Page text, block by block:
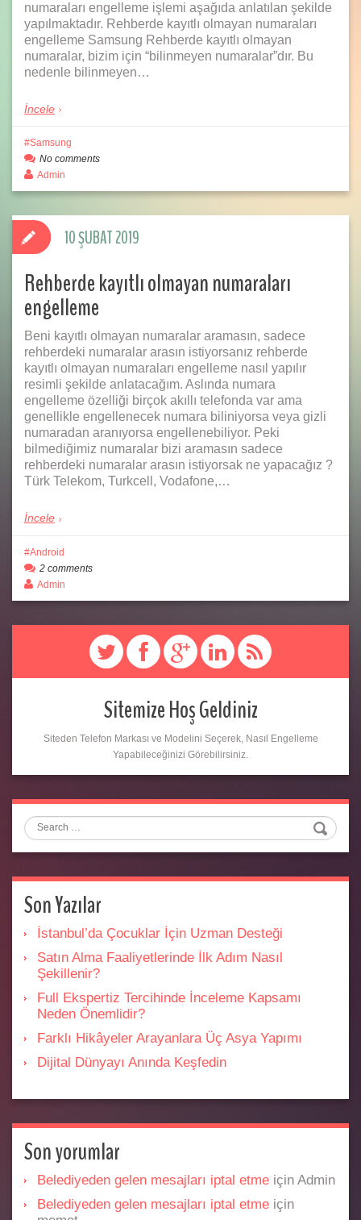
numaraları engelleme işlemi aşağıda anlatılan şekilde
yapılmaktadır. Rehberde kayıtlı olmayan numaraları
engelleme Samsung Rehberde kayıtlı olmayan
numaralar, bizim için “bilinmeyen numaralar”dır. Bu
nedenle bilinmeyen…
İncele
Samsung
No comments
Admin
Rehberde kayıtlı olmayan numaraları
engelleme
Beni kayıtlı olmayan numaralar aramasın, sadece
rehberdeki numaralar arasın istiyorsanız rehberde
kayıtlı olmayan numaraları engelleme nasıl yapılır
resimli şekilde anlatacağım. Aslında numara
engelleme özelliği birçok akıllı telefonda var ama
genellikle engellenecek numara biliniyorsa veya gizli
numaradan aranıyorsa engellenebiliyor. Peki
bilmediğimiz numaralar bizi aramasın sadece
rehberdeki numaralar arasın istiyorsak ne yapacağız ?
Türk Telekom, Turkcell, Vodafone,…
İncele
10 ŞUBAT 2019
Android
2 comments
Admin
Sitemize Hoş Geldiniz
Siteden Telefon Markası ve Modelini Seçerek, Nasıl Engelleme
Yapabileceğinizi Görebilirsiniz.
Search
Son Yazılar
İstanbul’da Çocuklar İçin Uzman Desteği
Satın Alma Faaliyetlerinde İlk Adım Nasıl
Şekillenir?
Full Ekspertiz Tercihinde İnceleme Kapsamı
Neden Önemlidir?
Farklı Hikâyeler Arayanlara Üç Asya Yapımı
Dijital Dünyayı Anında Keşfedin
Son yorumlar
Belediyeden gelen mesajları iptal etme için Admin
Belediyeden gelen mesajları iptal etme için